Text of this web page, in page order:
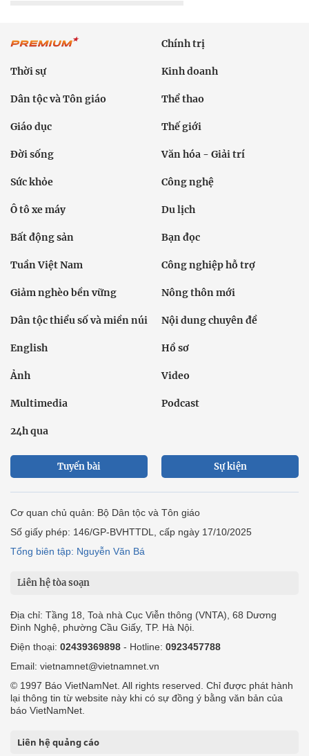
Chính trị
Thời sự Kinh doanh
Dân tộc và Tôn giáo Thể thao
Giáo dục Thế giới
Đời sống Văn hóa - Giải trí
Sức khỏe Công nghệ
Ô tô xe máy Du lịch
Bất động sản Bạn đọc
Tuần Việt Nam Công nghiệp hỗ trợ
Giảm nghèo bền vững Nông thôn mới
Dân tộc thiểu số và miền núi Nội dung chuyên đề
English Hồ sơ
Ảnh Video
Multimedia Podcast
24h qua
Tuyến bài Sự kiện
Cơ quan chủ quản: Bộ Dân tộc và Tôn giáo
Số giấy phép: 146/GP-BVHTTDL, cấp ngày 17/10/2025
Tổng biên tập: Nguyễn Văn Bá
Liên hệ tòa soạn
Địa chỉ: Tầng 18, Toà nhà Cục Viễn thông (VNTA), 68 Dương
Đình Nghệ, phường Cầu Giấy, TP. Hà Nội.
Điện thoại: 02439369898 - Hotline: 0923457788
Email: vietnamnet@vietnamnet.vn
© 1997 Báo VietNamNet. All rights reserved. Chỉ được phát hành
lại thông tin từ website này khi có sự đồng ý bằng văn bản của
báo VietNamNet.
Liên hệ quảng cáo